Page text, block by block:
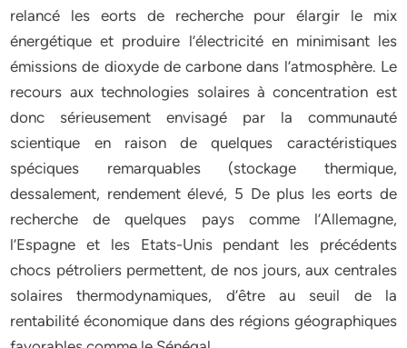
relancé les eorts de recherche pour élargir le mix
énergétique et produire l’électricité en minimisant les
émissions de dioxyde de carbone dans l’atmosphère. Le
recours aux technologies solaires à concentration est
donc sérieusement envisagé par la communauté
scientique en raison de quelques caractéristiques
spéciques remarquables (stockage thermique,
dessalement, rendement élevé, 5 De plus les eorts de
recherche de quelques pays comme l’Allemagne,
l’Espagne et les Etats-Unis pendant les précédents
chocs pétroliers permettent, de nos jours, aux centrales
solaires thermodynamiques, d’être au seuil de la
rentabilité économique dans des régions géographiques